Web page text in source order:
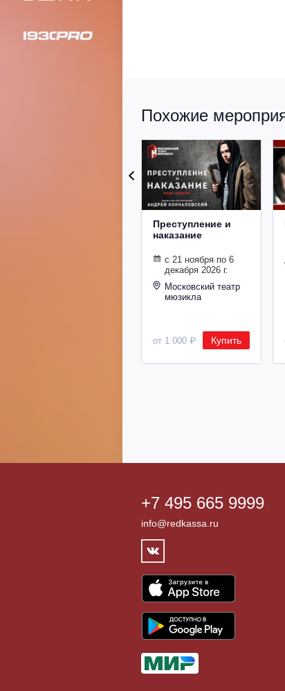
Похожие
Преступление и
наказание
с 21 ноября по 6
декабря 2026 г.
Московский театр
мюзикла
от 1 000 ₽ Купить
+7 495 665 9999
info@redkassa.ru